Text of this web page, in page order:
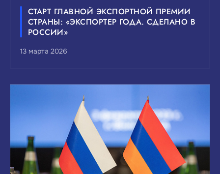
СТАРТ ГЛАВНОЙ ЭКСПОРТНОЙ ПРЕМИИ
СТРАНЫ: «ЭКСПОРТЕР ГОДА. СДЕЛАНО В
РОССИИ»
13 марта 2026